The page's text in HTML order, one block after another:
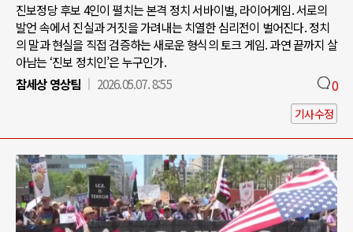
진보정당 후보 4인이 펼치는 본격 정치 서바이벌, 라이어게임. 서로의
발언 속에서 진실과 거짓을 가려내는 치열한 심리전이 벌어진다. 정치
의 말과 현실을 직접 검증하는 새로운 형식의 토크 게임. 과연 끝까지 살
아남는 ‘진보 정치인’은 누구인가.
참세상 영상팀
2026.05.07. 8:55 0
기사수정